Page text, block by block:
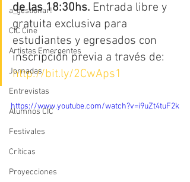
a_gestionar!
CIC Cine
Artistas Emergentes
Jornadas
Entrevistas
Alumnos CIC
Festivales
Críticas
Proyecciones
de las 18:30hs. Entrada libre y
gratuita exclusiva para
estudiantes y egresados con
inscripción previa a través de:
http://bit.ly/2CwAps1
https://www.youtube.com/watch?v=i9uZt4tuF2k